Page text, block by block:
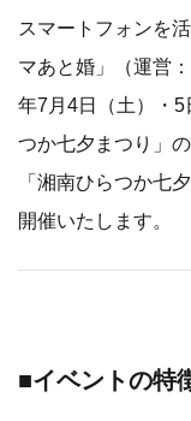
スマートフォンを
マあと婚」（運営
年7月4日（土）・
つか七夕まつり」
「湘南ひらつか七
開催いたします。
■イベントの特